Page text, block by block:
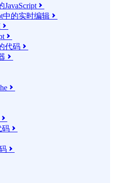

中的实时编辑 


代码 



码 
